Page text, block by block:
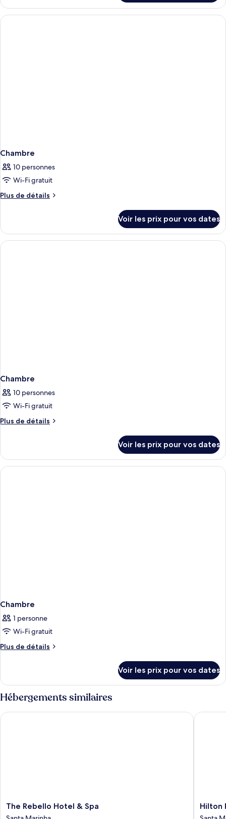
Room
with
le
type
de
Chambre
10 personnes
Wi-Fi gratuit
Plus de détails
Plus
le
type
de
Voir les prix pour vos dates
Chambre
10 personnes
Wi-Fi gratuit
Plus de détails
Plus
le
type
de
Voir les prix pour vos dates
Chambre
1 personne
Wi-Fi gratuit
Plus de détails
Plus
le
type
de
Chambre
Voir les prix pour vos dates
Hébergements similaires
The
Rebello
The Rebello Hotel & Spa
The Rebello Hotel & Spa
Hilton
Porto
Hilton
Hilton